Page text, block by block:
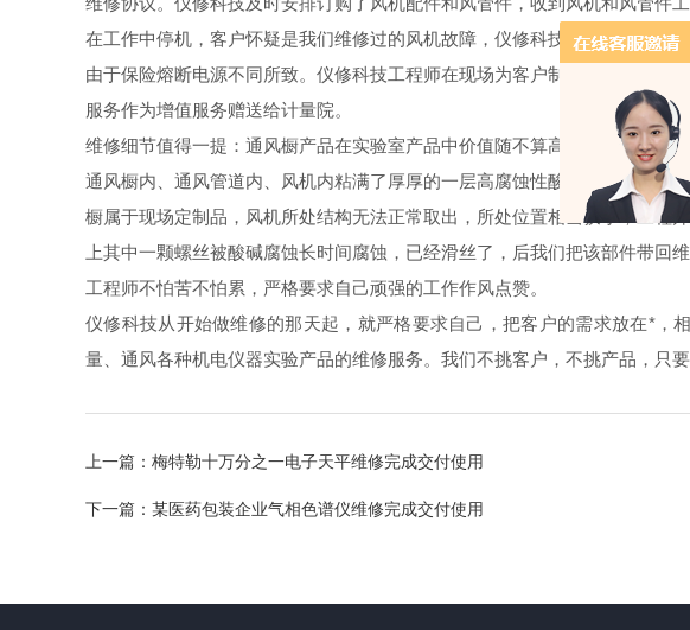
在工作中停机，客户怀疑是我们维修过的风机故障，仪修科技安排了工程师
由于保险熔断电源不同所致。仪修科技工程师在现场为客户制作了保险丝，
服务作为增值服务赠送给计量院。
维修细节值得一提：通风橱产品在实验室产品中价值随不算高，但是起的作
通风橱内、通风管道内、风机内粘满了厚厚的一层高腐蚀性酸性残渣粉末，
橱属于现场定制品，风机所处结构无法正常取出，所处位置相当狭小，工程
上其中一颗螺丝被酸碱腐蚀长时间腐蚀，已经滑丝了，后我们把该部件带
工程师不怕苦不怕累，严格要求自己顽强的工作作风点赞。
仪修科技从开始做维修的那天起，就严格要求自己，把客户的需求放在*
量、通风各种机电仪器实验产品的维修服务。我们不挑客户，不挑产品，只
上一篇： 梅特勒十万分之一电子天平维修完成交付使用
下一篇： 某医药包装企业气相色谱仪维修完成交付使用